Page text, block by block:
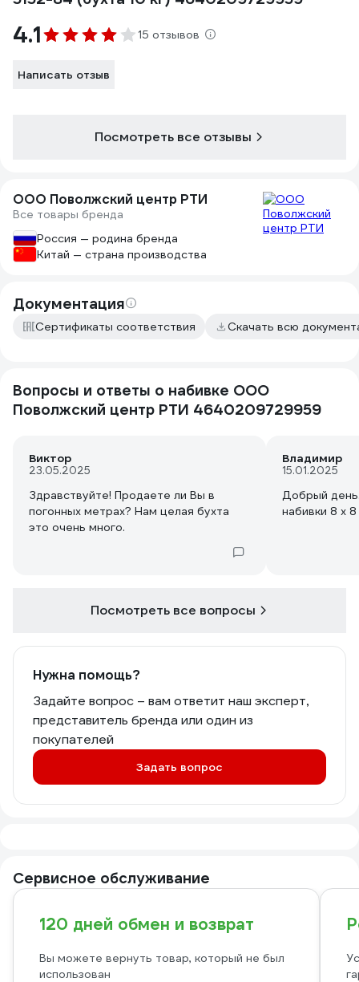
4.1 15 отзывов
Написать отзыв
Посмотреть все отзывы
ООО Поволжский центр РТИ
Все товары бренда
Россия — родина бренда
Китай — страна производства
Документация
Сертификаты соответствия Скачать всю
Вопросы и ответы о набивке ООО
Поволжский центр РТИ 4640209729959
Виктор
23.05.2025
Здравствуйте! Продаете ли Вы в
погонных метрах? Нам целая бухта
это очень много.
Владимир
15.01.2025
Добрый
набивки 8 х
Посмотреть все вопросы
Нужна помощь?
Задайте вопрос – вам ответит наш эксперт,
представитель бренда или один из
покупателей
Задать вопрос
Сервисное обслуживание
120 дней обмен и возврат
Вы можете вернуть товар, который не был
использован